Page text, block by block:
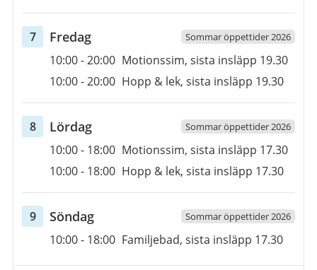
7
fredag
7
augusti
Fredag Sommar öppettider 2026
10:00-20:00 Motionssim, sista insläpp 19.30
10:00-20:00 Hopp & lek, sista insläpp 19.30
8
lördag
8
augusti
Lördag Sommar öppettider 2026
10:00- 18:00 Motionssim, sista insläpp 17.30
10:00- 18:00 Hopp & lek, sista insläpp 17.30
9
söndag
9
Söndag Sommar öppettider 2026
10:00- 18:00 Familjebad, sista insläpp 17.30